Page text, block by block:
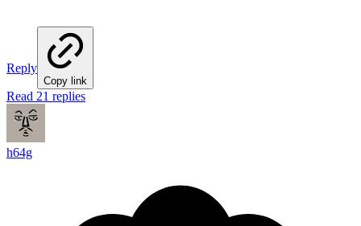
Reply
Copy link
Read 21 replies
h64g